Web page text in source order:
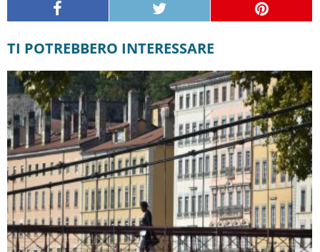
TI POTREBBERO INTERESSARE